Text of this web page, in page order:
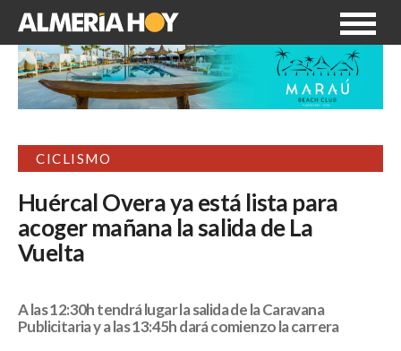
CICLISMO
Huércal Overa ya está lista para
acoger mañana la salida de La
Vuelta
A las 12:30h tendrá lugar la salida de la Caravana
Publicitaria y a las 13:45h dará comienzo la carrera